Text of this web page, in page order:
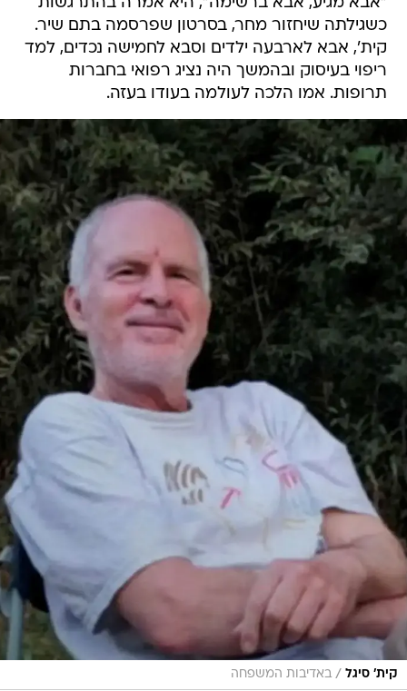
כשגילתה שיחזור מחר, בסרטון שפרסמה בתם שיר.
קית', אבא לארבעה ילדים וסבא לחמישה נכדים, למד
ריפוי בעיסוק ובהמשך היה נציג רפואי בחברות
תרופות. אמו הלכה לעולמה בעודו בעזה.
קית' סיגל / באדיבות המשפחה